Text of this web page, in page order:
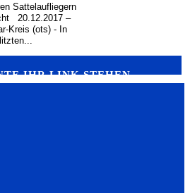
Sattelaufliegern
20.12.2017 –
Kreis (ots) - In
IHR LINK STEHEN